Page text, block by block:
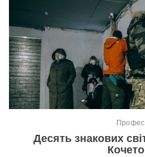
Десять знакових